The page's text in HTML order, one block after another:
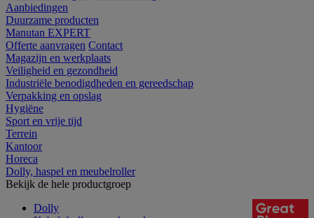
Aanbiedingen
Duurzame producten
Manutan EXPERT
Offerte aanvragen Contact
Magazijn en werkplaats
Veiligheid en gezondheid
Industriële benodigdheden en gereedschap
Verpakking en opslag
Hygiëne
Sport en vrije tijd
Terrein
Kantoor
Horeca
Dolly, haspel en meubelroller
Bekijk de hele productgroep
Dolly